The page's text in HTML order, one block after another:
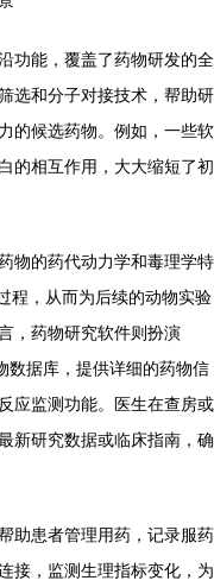
功能，覆盖了药物研发的全
选和分子对接技术，帮助研
的候选药物。例如，一些软
的相互作用，大大缩短了初
物的药代动力学和毒理学特
程，从而为后续的动物实验
，药物研究软件则扮演
数据库，提供详细的药物信
应监测功能。医生在查房或
新研究数据或临床指南，确
助患者管理用药，记录服药
接，监测生理指标变化，为